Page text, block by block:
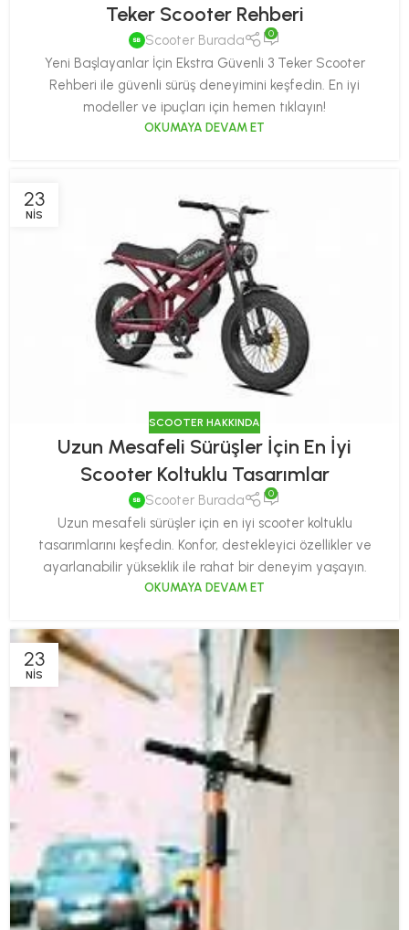
Teker Scooter Rehberi
Scooter Burada 0
Yeni Başlayanlar İçin Ekstra Güvenli 3 Teker Scooter
Rehberi ile güvenli sürüş deneyimini keşfedin. En iyi
modeller ve ipuçları için hemen tıklayın!
OKUMAYA DEVAM ET
23
NIS
SCOOTER HAKKINDA
Uzun Mesafeli Sürüşler İçin En İyi
Scooter Koltuklu Tasarımlar
Scooter Burada 0
Uzun mesafeli sürüşler için en iyi scooter koltuklu
tasarımlarını keşfedin. Konfor, destekleyici özellikler ve
ayarlanabilir yükseklik ile rahat bir deneyim yaşayın.
OKUMAYA DEVAM ET
23
NIS